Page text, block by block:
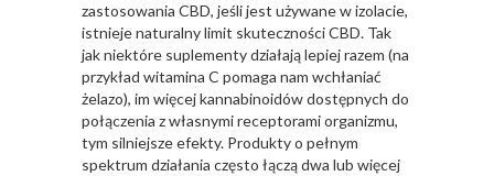
zastosowania CBD, jeśli jest używane w izolacie,
istnieje naturalny limit skuteczności CBD. Tak
jak niektóre suplementy działają lepiej razem (na
przykład witamina C pomaga nam wchłaniać
żelazo), im więcej kannabinoidów dostępnych do
połączenia z własnymi receptorami organizmu,
tym silniejsze efekty. Produkty o pełnym
spektrum działania często łączą dwa lub więcej